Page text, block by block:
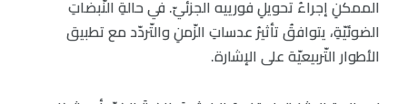
الممكنِ إجراءُ تحويلِ فورييه الجزئيّ. في حالةِ النّبضاتِ
الضوئيّةِ، يتوافقُ تأثيرُ عدساتِ الزّمنِ والتّردّد مع تطبيق
الأطوار التّربيعيّة على الإشارة.